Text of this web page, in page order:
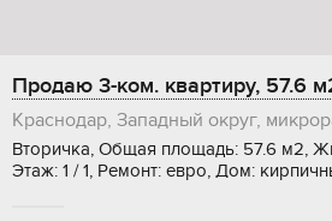
Продаю 3-ком. квартиру, 57.6
Краснодар, Западный округ,
Вторичка, Общая площадь: 57.6 м2,
Этаж: 1 / 1, Ремонт: евро, Дом: